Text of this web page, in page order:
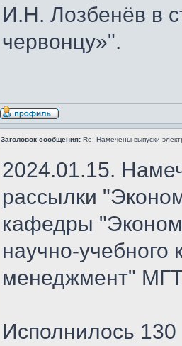
И.Н. Лозбенёв в
червонцу»".
Заголовок сообщения: Re: Намечены выпуски
2024.01.15.
рассылки
кафедры
научно-
менеджмент"
Исполнилось